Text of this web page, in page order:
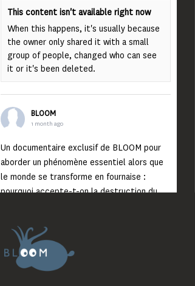
This content isn't available right now
When this happens, it's usually because
the owner only shared it with a small
group of people, changed who can see
it or it's been deleted.
BLOOM
1 month ago
Un documentaire exclusif de BLOOM pour
aborder un phénomène essentiel alors que
le monde se transforme en fournaise :
pourquoi accepte-t-on la destruction du
Lisez jusqu’au bout et rendez-vous sur
notre chaîne Youtube (lien en bio) pour
découvrir un film qui génèrera deux choses
importantes : des conversations